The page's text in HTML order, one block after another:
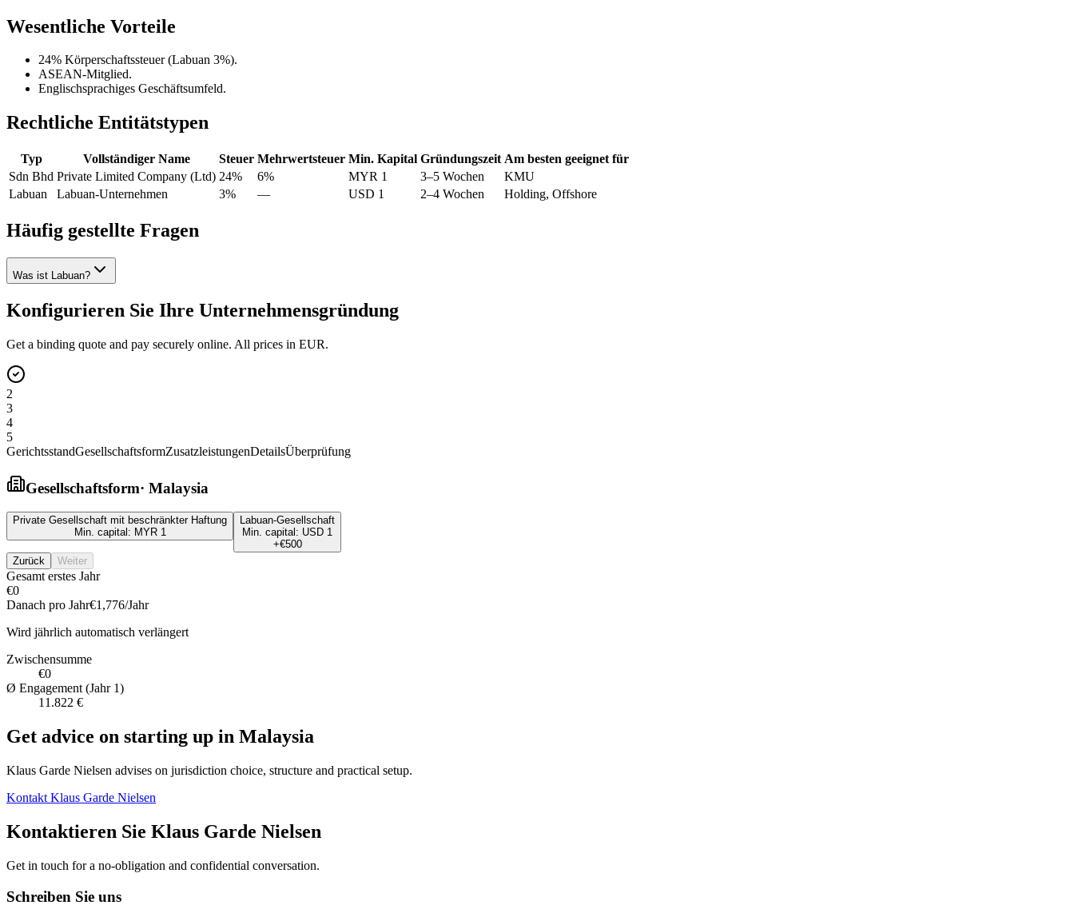
Wesentliche Vorteile
24% Körperschaftssteuer (Labuan 3%).
ASEAN-Mitglied.
Englischsprachiges Geschäftsumfeld.
Rechtliche Entitätstypen
Typ Vollständiger Name Steuer Mehrwertsteuer Min. Kapital Gründungszeit Am besten geeignet für
Sdn Bhd Private Limited Company (Ltd) 24% 6% MYR 1 3–5 Wochen
KMU
Labuan
Labuan-Unternehmen 3% — USD 1 2–4 Wochen Holding, Offshore
Häufig gestellte Fragen
Was ist Labuan?
Konfigurieren Sie Ihre Unternehmensgründung
Get a binding quote and pay securely online. All prices in EUR.
2
3
4
5
GerichtsstandGesellschaftsformZusatzleistungenDetailsÜberprüfung
Gesellschaftsform· Malaysia
Private Gesellschaft mit beschränkter Haftung
Min. capital: MYR 1
Labuan-Gesellschaft
Min. capital: USD 1
+€500
Zurück
Weiter
Gesamt erstes Jahr
€0
Danach pro Jahr€1,776/Jahr
Wird jährlich automatisch verlängert
Zwischensumme
€0
Ø Engagement (Jahr 1)
11.822 €
Get advice on starting up in Malaysia
Klaus Garde Nielsen advises on jurisdiction choice, structure and practical setup.
Kontakt Klaus Garde Nielsen
Kontaktieren Sie Klaus Garde Nielsen
Get in touch for a no-obligation and confidential conversation.
Schreiben Sie uns